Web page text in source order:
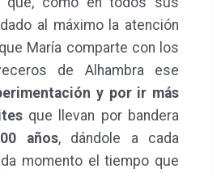
al máximo la atención
María comparte con los
de Alhambra ese
y por ir más
que llevan por bandera
años, dándole a cada
momento el tiempo que